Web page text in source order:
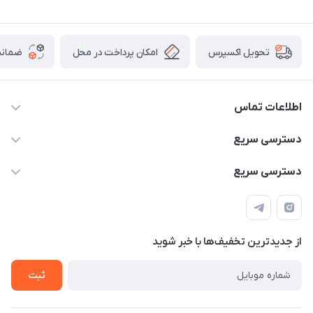
تحویل اکسپرس امکان پرداخت در محل
اطلاعات تماس
۰۹۳۵۶۰۴۰۳۶۵
سیمای ورزش
دسترسی سریع
اسکیت فلایینگ ایگل
اسکیت دخترانه
دسترسی سریع
اسکوتر برقی دخترانه
اسکیت روسز
اسکوتر
از جدید‌ترین تخفیف‌ها با‌ خبر شوید
ثبت